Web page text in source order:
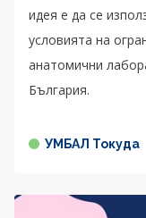
идея е да се
условията на
анатомични
България.
УМБАЛ Токуда